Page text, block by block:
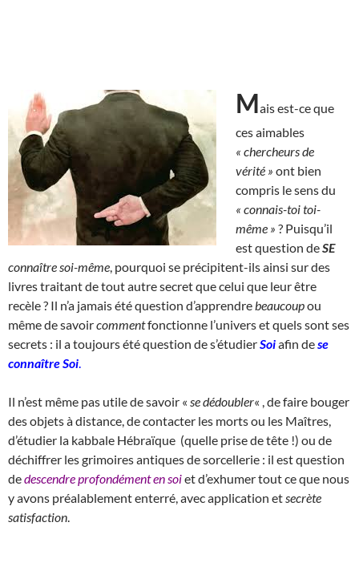
Mais est-ce que
ces aimables
« chercheurs de
vérité » ont bien
compris le sens du
« connais-toi toi-
même » ? Puisqu’il
est question deSE
connaître soi-même , pourquoi se précipitent-ils ainsi sur des
livres traitant de tout autre secret que celui que leur être
recèle ? Il n’a jamais été question d’apprendre beaucoupou
même de savoircommentfonctionne l’univers et quels sont ses
secrets : il a toujours été question de s’étudierSoiafin dese
connaître Soi
Il n’est même pas utile de savoir « se dédoubler« , de faire bouger
des objets à distance, de contacter les morts ou les Maîtres,
d’étudier la kabbale Hébraïque (quelle prise de tête !) ou de
déchiffrer les grimoires antiques de sorcellerie : il est question
dedescendre profondément en soiet d’exhumer tout ce que nous
y avons préalablement enterré, avec application et secrète
satisfaction